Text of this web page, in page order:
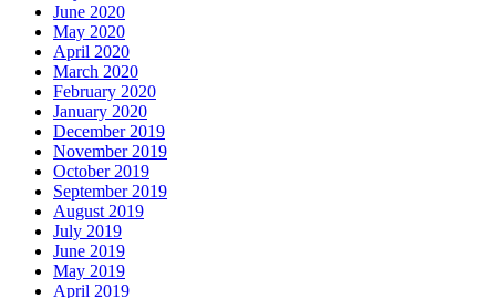
June 2020
May 2020
April 2020
March 2020
February 2020
January 2020
December 2019
November 2019
October 2019
September 2019
August 2019
July 2019
June 2019
May 2019
April 2019